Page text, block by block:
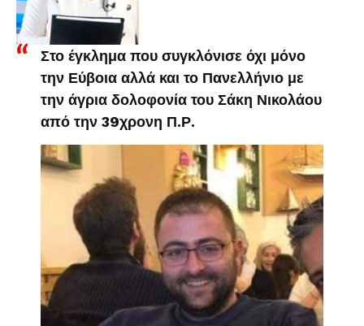
Στο έγκλημα που συγκλόνισε όχι μόνο
την Εύβοια αλλά και το Πανελλήνιο με
την άγρια δολοφονία του Σάκη Νικολάου
από την 39χρονη Π.Ρ.